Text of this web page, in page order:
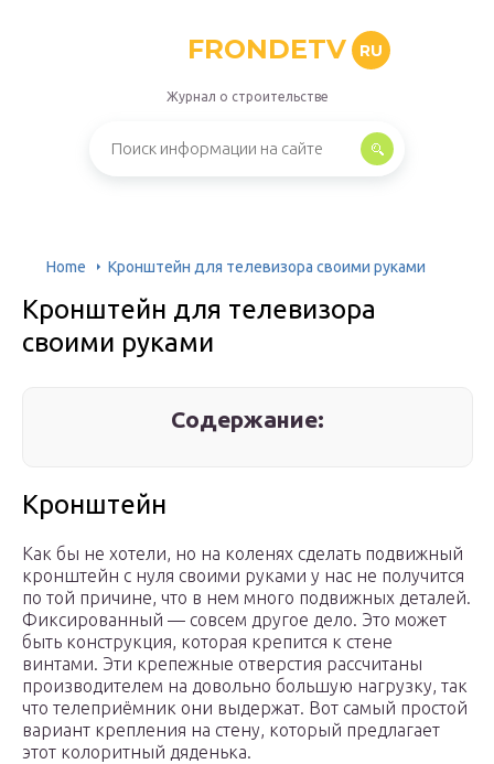
FRONDETV RU
Журнал о строительстве
Home Кронштейн для телевизора своими руками
Кронштейн для телевизора
своими руками
Содержание:
Кронштейн
Как бы не хотели, но на коленях сделать подвижный
кронштейн с нуля своими руками у нас не получится
по той причине, что в нем много подвижных деталей.
Фиксированный — совсем другое дело. Это может
быть конструкция, которая крепится к стене
винтами. Эти крепежные отверстия рассчитаны
производителем на довольно большую нагрузку, так
что телеприёмник они выдержат. Вот самый простой
вариант крепления на стену, который предлагает
этот колоритный дяденька.